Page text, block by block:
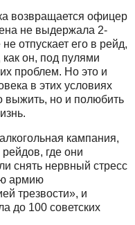
возвращается офицер
не выдержала 2-
отпускает его в рейд,
как он, под пулями
проблем. Но это и
в этих условиях
выжить, но и полюбить
кампания,
где они
снять нервный стресс
армию
трезвости», и
до 100 советских